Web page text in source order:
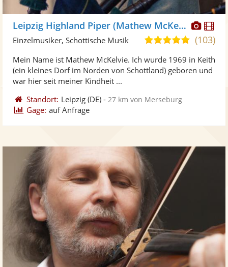
Fotos
Leipzig Highland Piper (Mathew McKelvie)
5,0
5
(103)
Einzelmusiker, Schottische Musik
Mein Name ist Mathew McKelvie. Ich wurde 1969 in Keith
(ein kleines Dorf im Norden von Schottland) geboren und
war hier seit meiner Kindheit ...
Standort: Leipzig (DE) - 27 km von Merseburg
Gage: auf Anfrage